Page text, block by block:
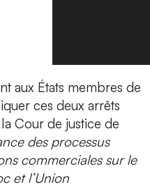
aux États membres de
ces deux arrêts
Cour de justice de
des processus
commerciales sur le
et l’Union